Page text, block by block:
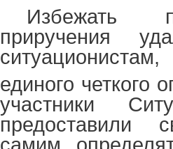
Избежать
приручения
единого четкого
участники
предоставили